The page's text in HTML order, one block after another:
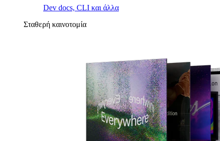
Dev docs, CLI και άλλα
Σταθερή καινοτομία